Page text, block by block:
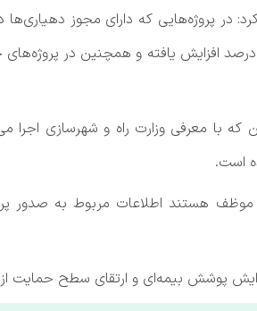
در پروژه‌هایی که دارای مجوز
زمانی مذکور ۱۰ درصد بوده که از ابتدای سال ۱۴۰۴ به ۱۲.۵ درصد
هستند اطلاعات مربوط به صدور
پوشش بیمه‌ای و ارتقای سطح حمایت